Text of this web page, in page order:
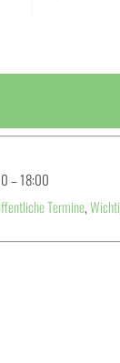
–18:00
Termine,